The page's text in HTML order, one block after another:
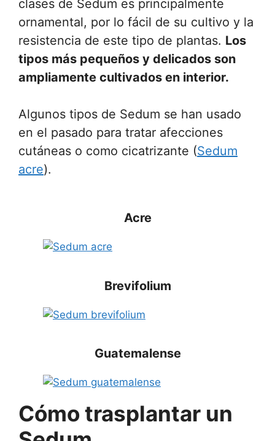
clases de Sedum es principalmente
ornamental, por lo fácil de su cultivo y la
resistencia de este tipo de plantas. Los
tipos más pequeños y delicados son
ampliamente cultivados en interior.
Algunos tipos de Sedum se han usado
en el pasado para tratar afecciones
cutáneas o como cicatrizante (Sedum
acre).
Acre
Brevifolium
Guatemalense
Cómo trasplantar un